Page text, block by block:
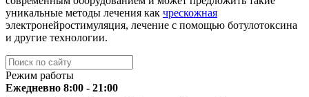
уникальные методы лечения как чрескожная
электронейростимуляция, лечение с помощью ботулотоксина
и другие технологии.
Режим работы
Ежедневно 8:00 - 21:00